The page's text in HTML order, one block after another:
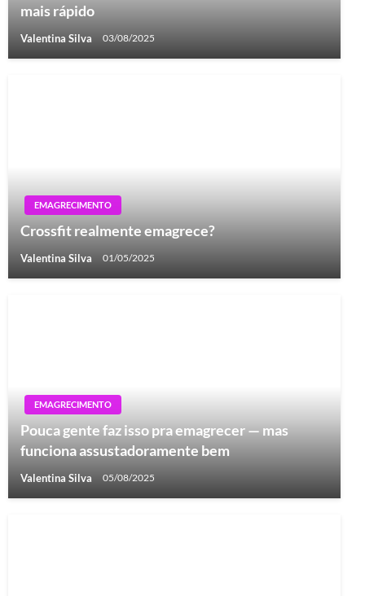
mais rápido
Valentina Silva 03/08/2025
EMAGRECIMENTO
Crossfit realmente emagrece?
Valentina Silva 01/05/2025
EMAGRECIMENTO
Pouca gente faz isso pra emagrecer — mas
funciona assustadoramente bem
Valentina Silva 05/08/2025